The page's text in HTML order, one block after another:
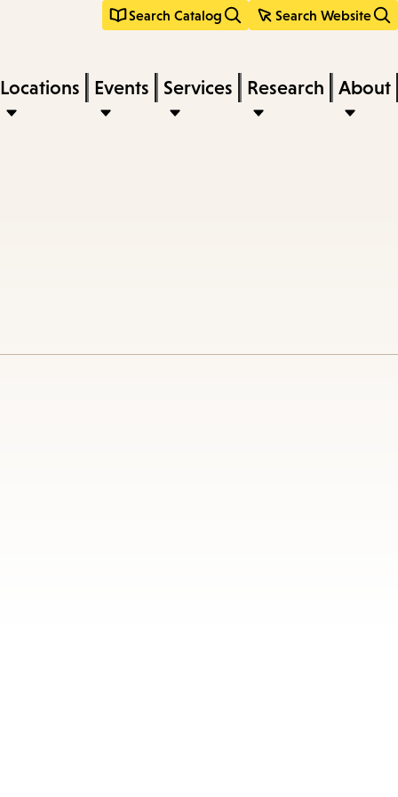
Search Catalog Search Website
Locations Events Services Research About